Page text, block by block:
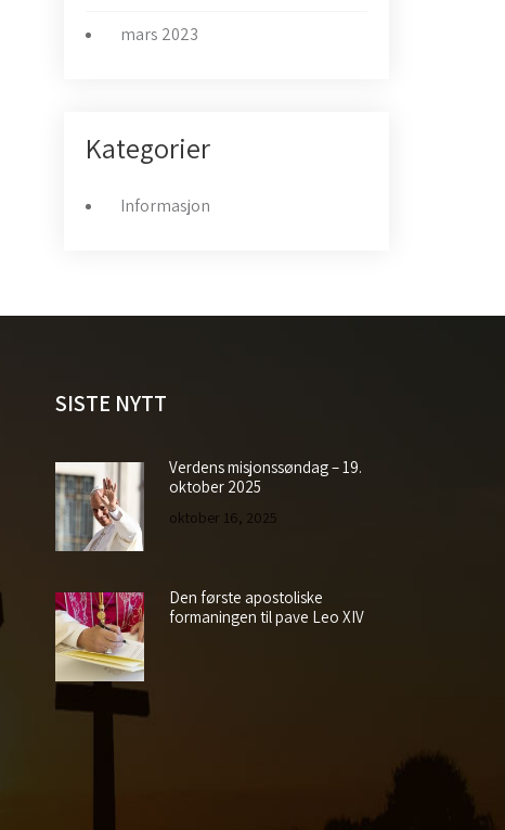
mars 2023
Kategorier
Informasjon
SISTE NYTT
Verdens misjonssøndag – 19.
oktober 2025
oktober 16, 2025
Den første apostoliske
formaningen til pave Leo XIV